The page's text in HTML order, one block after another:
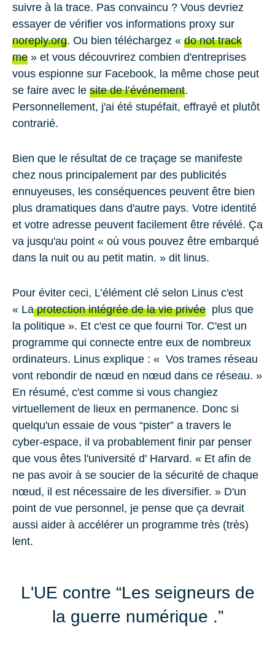
suivre à la trace. Pas convaincu ? Vous devriez
essayer de vérifier vos informations proxy sur
noreply.org. Ou bien téléchargez « do not track
me » et vous découvrirez combien d'entreprises
vous espionne sur Facebook, la même chose peut
se faire avec le site de l’événement.
Personnellement, j'ai été stupéfait, effrayé et plutôt
contrarié.
Bien que le résultat de ce traçage se manifeste
chez nous principalement par des publicités
ennuyeuses, les conséquences peuvent être bien
plus dramatiques dans d'autre pays. Votre identité
et votre adresse peuvent facilement être révélé. Ça
va jusqu'au point « où vous pouvez être embarqué
dans la nuit ou au petit matin. » dit linus.
Pour éviter ceci, L’élément clé selon Linus c'est
« Laprotection intégrée de la vie privée plus que
la politique ». Et c'est ce que fourni Tor. C'est un
programme qui connecte entre eux de nombreux
ordinateurs. Linus explique : « Vos trames réseau
vont rebondir de nœud en nœud dans ce réseau. »
En résumé, c'est comme si vous changiez
virtuellement de lieux en permanence. Donc si
quelqu'un essaie de vous “pister” a travers le
cyber-espace, il va probablement finir par penser
que vous êtes l'université d' Harvard. « Et afin de
ne pas avoir à se soucier de la sécurité de chaque
nœud, il est nécessaire de les diversifier. » D'un
point de vue personnel, je pense que ça devrait
aussi aider à accélérer un programme très (très)
lent.
L'UE contre “Les seigneurs de
la guerre numérique .”